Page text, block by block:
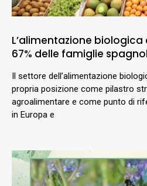
L’alimentazione
67% delle famiglie
Il settore dell’alimentazione
propria posizione come pilastro
agroalimentare e come punto di
in Europa e